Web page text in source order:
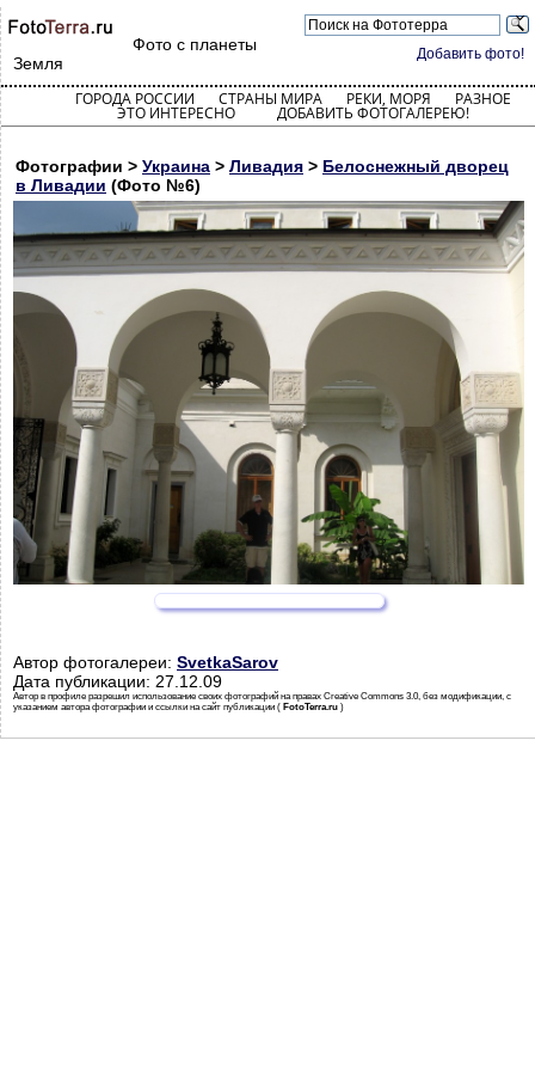
Добавить фото!
Фото с планеты
Земля
ГОРОДА РОССИИ СТРАНЫ МИРА РЕКИ, МОРЯ РАЗНОЕ
ЭТО ИНТЕРЕСНО ДОБАВИТЬ ФОТОГАЛЕРЕЮ!
Фотографии > Украина > Ливадия > Белоснежный дворец
в Ливадии (Фото №6)
Автор фотогалереи: SvetkaSarov
Дата публикации: 27.12.09
Автор в профиле разрешил использование своих фотографий на правах Creative Commons 3.0, без модификации, с
указанием автора фотографии и ссылки на сайт публикации ( FotoTerra.ru )